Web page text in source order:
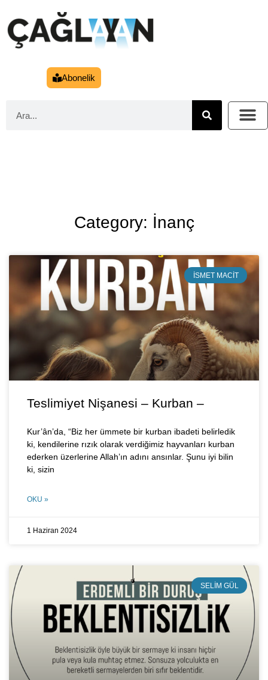
Abonelik
Category: İnanç
İSMET MACIT
Teslimiyet Nişanesi – Kurban –
Kur’ân’da, “Biz her ümmete bir kurban ibadeti belirledik
ki, kendilerine rızık olarak verdiğimiz hayvanları kurban
ederken üzerlerine Allah’ın adını ansınlar. Şunu iyi bilin
ki, sizin
OKU »
1 Haziran 2024
SELIM GÜL